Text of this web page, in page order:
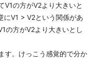
V1の方がV2より大きいと
にV1 > V2という関係があ
の方がV2より大きいとし
す。けっこう感覚的で分か